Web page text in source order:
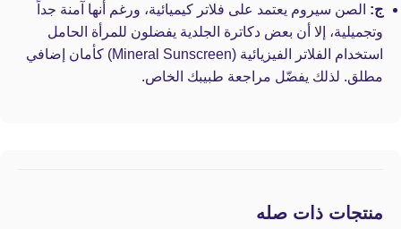
ج: الصن سيروم يعتمد على فلاتر كيميائية، ورغم أنها آمنة جداً
وتجميلية، إلا أن بعض دكاترة الجلدية يفضلون للمرأة الحامل
استخدام الفلاتر الفيزيائية (Mineral Sunscreen) كأمان إضافي
مطلق. لذلك يفضّل مراجعة طبيبك الخاص.
منتجات ذات صله